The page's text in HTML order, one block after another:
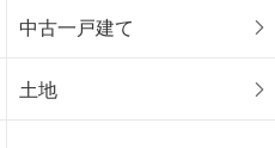
中古一戸建て
土地